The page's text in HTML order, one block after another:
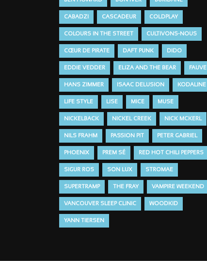
CABADZI CASCADEUR COLDPLAY
COLOURS IN THE STREET CULTIVONS-NOUS
CŒUR DE PIRATE DAFT PUNK DIDO
EDDIE VEDDER ELIZA AND THE BEAR FAUVE
HANS ZIMMER ISAAC DELUSION KODALINE
LIFE STYLE LISE MICE MUSE
NICKELBACK NICKEL CREEK NICK MCKERL
NILS FRAHM PASSION PIT PETER GABRIEL
PHOENIX PREM SÉ RED HOT CHILI PEPPERS
SIGUR ROS SON LUX STROMAE
SUPERTRAMP THE FRAY VAMPIRE WEEKEND
VANCOUVER SLEEP CLINIC WOODKID
YANN TIERSEN